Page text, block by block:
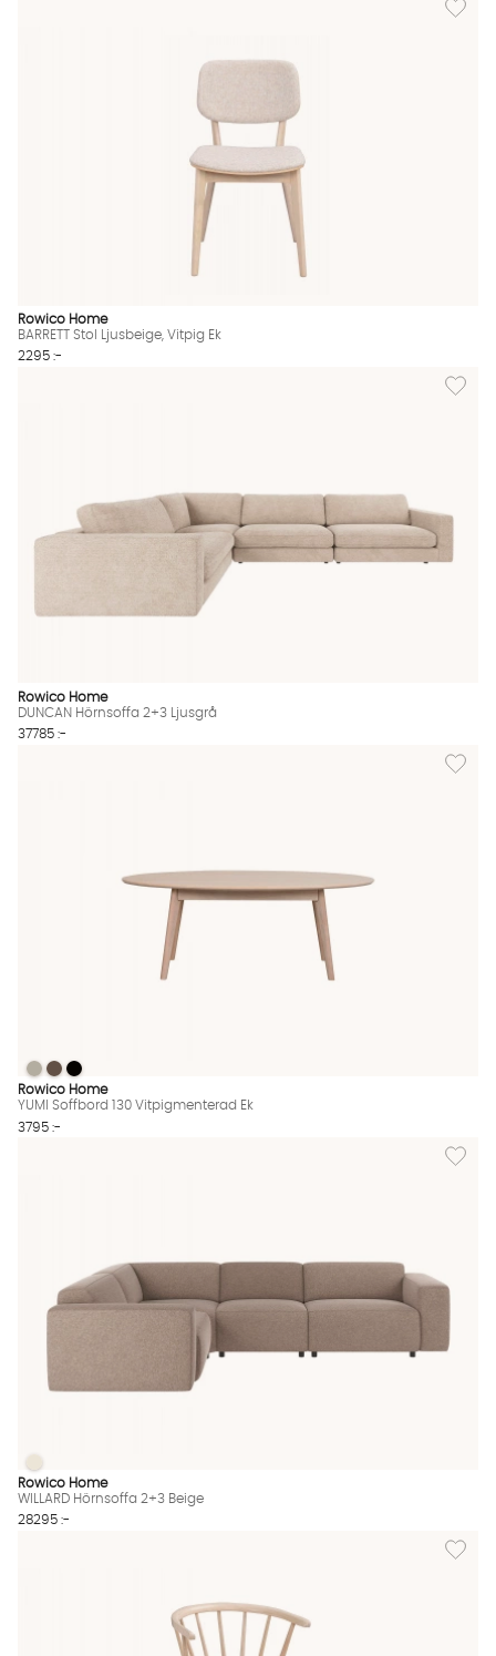
Rowico Home
BARRETT Stol Ljusbeige, Vitpig Ek
2295 :-
Lägg
Rowico Home
DUNCAN Hörnsoffa 2+3 Ljusgrå
37785 :-
Lägg
YUMI Soffbord 130 Vitpigmenterad Ek Finns även i dessa
YUMI Soffbord 130 Vitpigmenterad Ek
YUMI Soffbord 130 Vitpigmenterad Ek
YUMI Soffbord 130 Vitpigmenterad Ek
Rowico Home
YUMI Soffbord 130 Vitpigmenterad Ek
3795 :-
Lägg
WILLARD Hörnsoffa 2+3 Beige Finns även i dessa färger:
WILLARD Hörnsoffa 2+3 Beige
Rowico Home
WILLARD Hörnsoffa 2+3 Beige
28295 :-
Lägg